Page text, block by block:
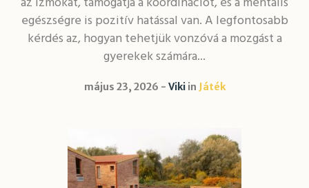
egészségre is pozitív hatással van. A legfontosabb
kérdés az, hogyan tehetjük vonzóvá a mozgást a
gyerekek számára...
május 23, 2026 Vikiin Játék